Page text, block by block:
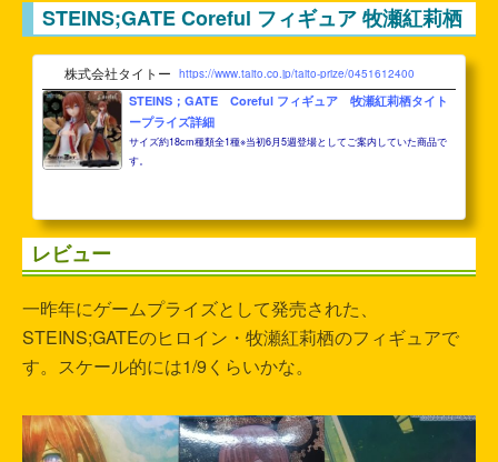
STEINS;GATE Coreful フィギュア 牧瀬紅莉栖
株式会社タイトー https://www.taito.co.jp/taito-prize/0451612400
STEINS；GATE Coreful フィギュア 牧瀬紅莉栖タイト
ープライズ詳細
サイズ約18cm種類全1種※当初6月5週登場としてご案内していた商品で
す。
レビュー
一昨年にゲームプライズとして発売された、
STEINS;GATEのヒロイン・牧瀬紅莉栖のフィギュアで
す。スケール的には1/9くらいかな。